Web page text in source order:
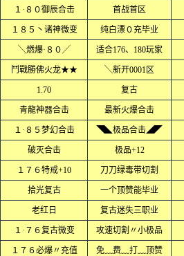
１·８０御辰合击 首战首区
１８５丶诸神微变 纯白漂０充毕业
╲燃爆·８０╱ 适合176、180玩家
鬥戰勝佛火龙★★ ╲新开0001区
1.70 复古
青龍神器合击 最新火爆合击
１·８５梦幻合击 ◥◣极品合击◢◤
破灭合击 极品+12
１７６特戒+10 刀刀绿毒带切割
拾光复古 一个顶赞能毕业
老红日 复古迷失三职业
１·７６复古微变 攻速切割〃小极品
１７６必爆〃充值 免﹏费﹏打﹏顶赞